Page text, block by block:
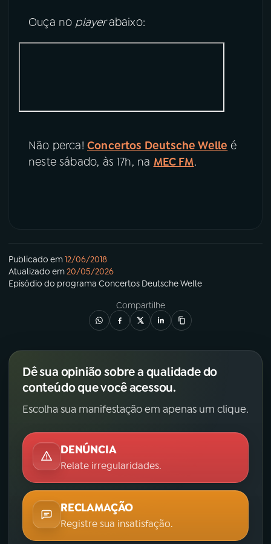
Ouça no playerabaixo:
Não perca! Concertos Deutsche Welle é
neste sábado, às 17h, na MEC FM.
Publicado em12/06/2018
Atualizado em20/05/2026
Episódio do programa Concertos Deutsche Welle
Compartilhe
Dê sua opinião sobre a qualidade do
conteúdo que você acessou.
Escolha sua manifestação em apenas um clique.
DENÚNCIA
Relate irregularidades.
RECLAMAÇÃO
Registre sua insatisfação.